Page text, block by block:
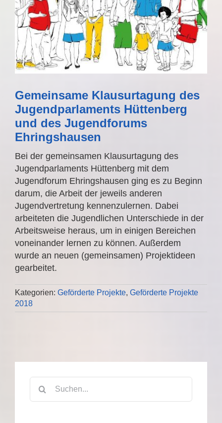
Gemeinsame Klausurtagung des
Jugendparlaments Hüttenberg
und des Jugendforums
Ehringshausen
Bei der gemeinsamen Klausurtagung des
Jugendparlaments Hüttenberg mit dem
Jugendforum Ehringshausen ging es zu Beginn
darum, die Arbeit der jeweils anderen
Jugendvertretung kennenzulernen. Dabei
arbeiteten die Jugendlichen Unterschiede in der
Arbeitsweise heraus, um in einigen Bereichen
voneinander lernen zu können. Außerdem
wurde an neuen (gemeinsamen) Projektideen
gearbeitet.
Kategorien: Geförderte Projekte, Geförderte Projekte
2018
nach: